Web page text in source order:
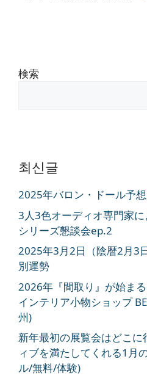
検索
최신글
2025年バロン・ドール予
3人3色オーディオ専門家
シリーズ懇談会ep.2
2025年3月2日（陰暦2月3
別運勢
2026年『間取り』が始ま
インテリア小物ショップ
州)
新年最初の展覧会はどこ
ィブを満たしてくれる1月
ル/無料/体験)